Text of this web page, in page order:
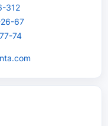
312
67
74